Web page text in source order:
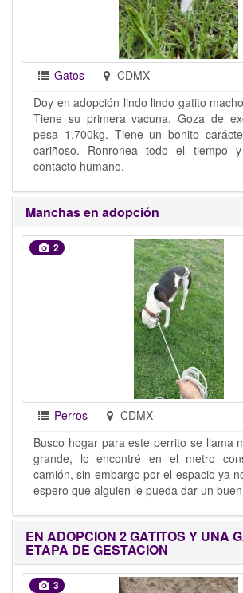
Gatos
CDMX
Doy en adopción lindo lindo gatito
Tiene su primera vacuna. Goza de
pesa 1.700kg. Tiene un bonito
cariñoso. Ronronea todo el tiempo
contacto humano.
Manchas en adopción
2
Perros
CDMX
Busco hogar para este perrito se llama
grande, lo encontré en el metro
camión, sin embargo por el espacio ya
espero que alguien le pueda dar un
EN ADOPCION 2 GATITOS Y UNA
ETAPA DE GESTACION
3